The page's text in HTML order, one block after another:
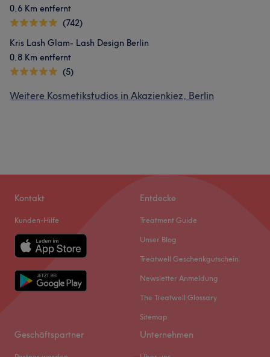
0,6 Km entfernt
(742)
Kris Lash Glam- Lash Design Berlin
0,8 Km entfernt
(5)
Weitere Kosmetikstudios in Akazienkiez, Berlin
Kontakt
Kunden-Hilfe
Entdecke
Treatment Guide
Unser Blog
Treatwell Geschenkgutschein
Newsletter Anmeldung
The Treatwell Glossary
Sitemap
Geschäftspartner Unternehmen